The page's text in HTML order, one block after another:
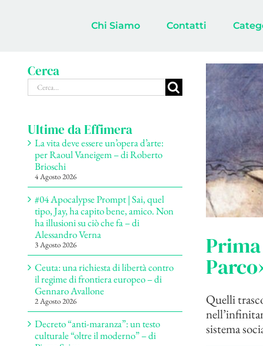
Chi Siamo Contatti
Quelli
sistema
Cerca
Cerca
per:
Ultime da Effimera
La vita deve essere un’opera d’arte:
per Raoul Vaneigem – di Roberto
Brioschi
4 Agosto 2026
#04 Apocalypse Prompt | Sai, quel
tipo, Jay, ha capito bene, amico. Non
ha illusioni su ciò che fa – di
Alessandro Verna
3 Agosto 2026
Ceuta: una richiesta di libertà contro
il regime di frontiera europeo – di
Gennaro Avallone
2 Agosto 2026
Decreto “anti-maranza”: un testo
culturale “oltre il moderno” – di